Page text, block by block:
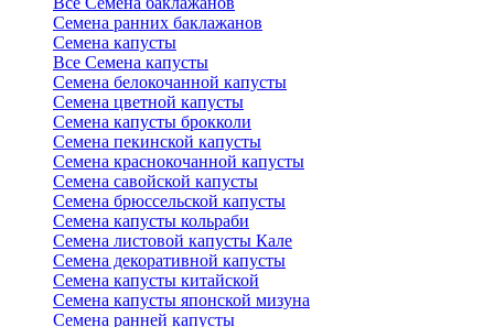
Семена ранних баклажанов
Семена капусты
Все Семена капусты
Семена белокочанной капусты
Семена цветной капусты
Семена капусты брокколи
Семена пекинской капусты
Семена краснокочанной капусты
Семена савойской капусты
Семена брюссельской капусты
Семена капусты кольраби
Семена листовой капусты Кале
Семена декоративной капусты
Семена капусты китайской
Семена капусты японской мизуна
Семена ранней капусты